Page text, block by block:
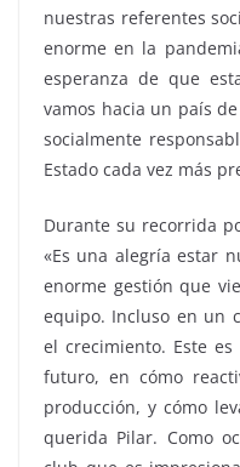
nuestras referentes
enorme en la
esperanza de que
vamos hacia un país
socialmente
Estado cada vez más
Durante su recorrida
«Es una alegría estar
enorme gestión que
equipo. Incluso en un
el crecimiento. Este
futuro, en cómo
producción, y cómo
querida Pilar. Como